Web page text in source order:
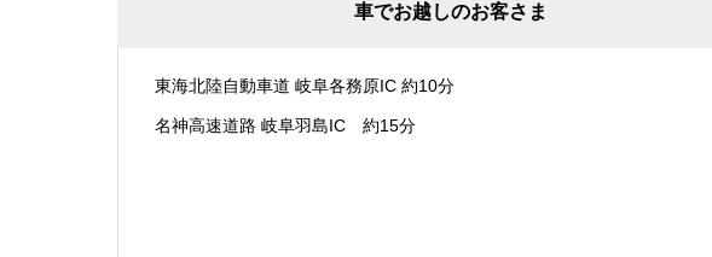
車でお越しのお客さま
東海北陸自動車道 岐阜各務原IC 約10分
名神高速道路 岐阜羽島IC 約15分